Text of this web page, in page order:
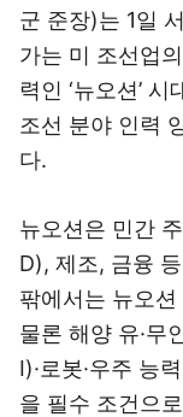
군 준장)는 1일
가는 미 조선업
력인 ‘뉴오션’ 시
조선 분야 인력
다.
뉴오션은 민간
D), 제조, 금융
팎에서는 뉴오
물론 해양 유·무
I)·로봇·우주 능
을 필수 조건으